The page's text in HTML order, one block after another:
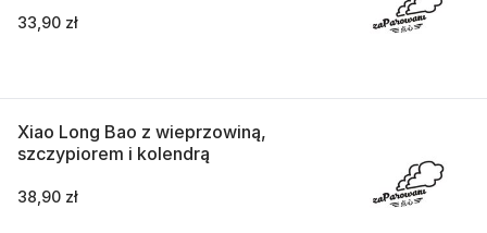
33,90 zł
Xiao Long Bao z wieprzowiną,
szczypiorem i kolendrą
38,90 zł